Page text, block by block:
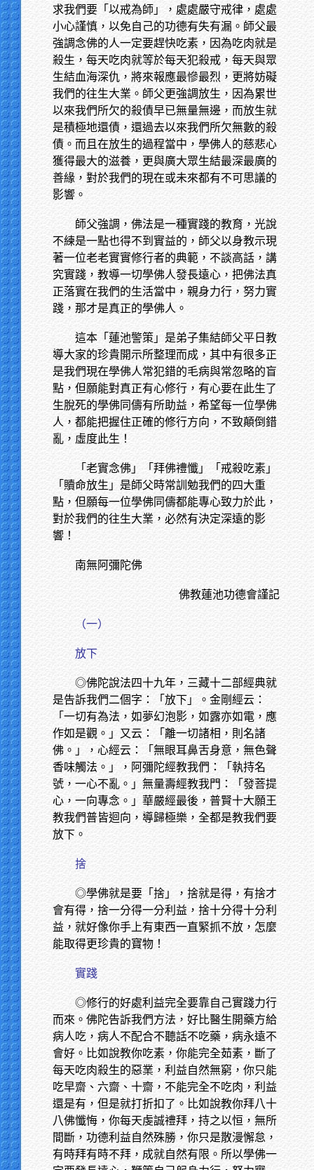
求我們要「以戒為師」，處處嚴守戒律，處處
小心謹慎，以免自己的功德有失有漏。師父最
強調念佛的人一定要趕快吃素，因為吃肉就是
殺生，每天吃肉就等於每天犯殺戒，每天與眾
生結血海深仇，將來報應最慘最烈，更將妨礙
我們的往生大業。師父更強調放生，因為累世
以來我們所欠的殺債早已無量無邊，而放生就
是積極地還債，還過去以來我們所欠無數的殺
債。而且在放生的過程當中，學佛人的慈悲心
獲得最大的滋養，更與廣大眾生結最深最廣的
善緣，對於我們的現在或未來都有不可思議的
影響。
師父強調，佛法是一種實踐的教育，光說
不練是一點也得不到實益的，師父以身教示現
著一位老老實實修行者的典範，不談高話，講
究實踐，教導一切學佛人發長遠心，把佛法真
正落實在我們的生活當中，親身力行，努力實
踐，那才是真正的學佛人。
這本「蓮池警策」是弟子集結師父平日教
導大家的珍貴開示所整理而成，其中有很多正
是我們現在學佛人常犯錯的毛病與常忽略的盲
點，但願能對真正有心修行，有心要在此生了
生脫死的學佛同儔有所助益，希望每一位學佛
人，都能把握住正確的修行方向，不致顛倒錯
亂，虛度此生！
「老實念佛」「拜佛禮懺」「戒殺吃素」
「贖命放生」是師父時常訓勉我們的四大重
點，但願每一位學佛同儔都能專心致力於此，
對於我們的往生大業，必然有決定深遠的影
響！
南無阿彌陀佛
佛教蓮池功德會謹記
（一）
放下
◎佛陀說法四十九年，三藏十二部經典就
是告訴我們二個字：「放下」。金剛經云：
「一切有為法，如夢幻泡影，如露亦如電，應
作如是觀。」又云：「離一切諸相，則名諸
佛。」，心經云：「無眼耳鼻舌身意，無色聲
香味觸法。」，阿彌陀經教我們：「執持名
號，一心不亂。」無量壽經教我門：「發菩提
心，一向專念。」華嚴經最後，普賢十大願王
教我們普皆迴向，導歸極樂，全都是教我們要
放下。
捨
◎學佛就是要「捨」，捨就是得，有捨才
會有得，捨一分得一分利益，捨十分得十分利
益，就好像你手上有東西一直緊抓不放，怎麼
能取得更珍貴的寶物！
實踐
◎修行的好處利益完全要靠自己實踐力行
而來。佛陀告訴我們方法，好比醫生開藥方給
病人吃，病人不配合不聽話不吃藥，病永遠不
會好。比如說教你吃素，你能完全茹素，斷了
每天吃肉殺生的惡業，利益自然無窮，你只能
吃早齋、六齋、十齋，不能完全不吃肉，利益
還是有，但是就打折扣了。比如說教你拜八十
八佛懺悔，你每天虔誠禮拜，持之以恒，無所
間斷，功德利益自然殊勝，你只是散漫懈怠，
有時拜有時不拜，成就自然有限。所以學佛一